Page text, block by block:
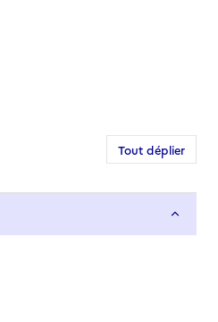
Tout déplier